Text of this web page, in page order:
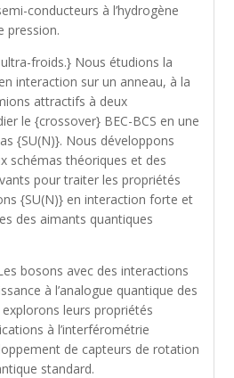
conducteurs à l’hydrogène
pression.
froids.} Nous étudions la
interaction sur un anneau, à la
attractifs à deux
le {crossover} BEC-BCS en une
{SU(N)}. Nous développons
schémas théoriques et des
pour traiter les propriétés
{SU(N)} en interaction forte et
des aimants quantiques
bosons avec des interactions
à l’analogue quantique des
leurs propriétés
à l’interférométrie
de capteurs de rotation
standard.